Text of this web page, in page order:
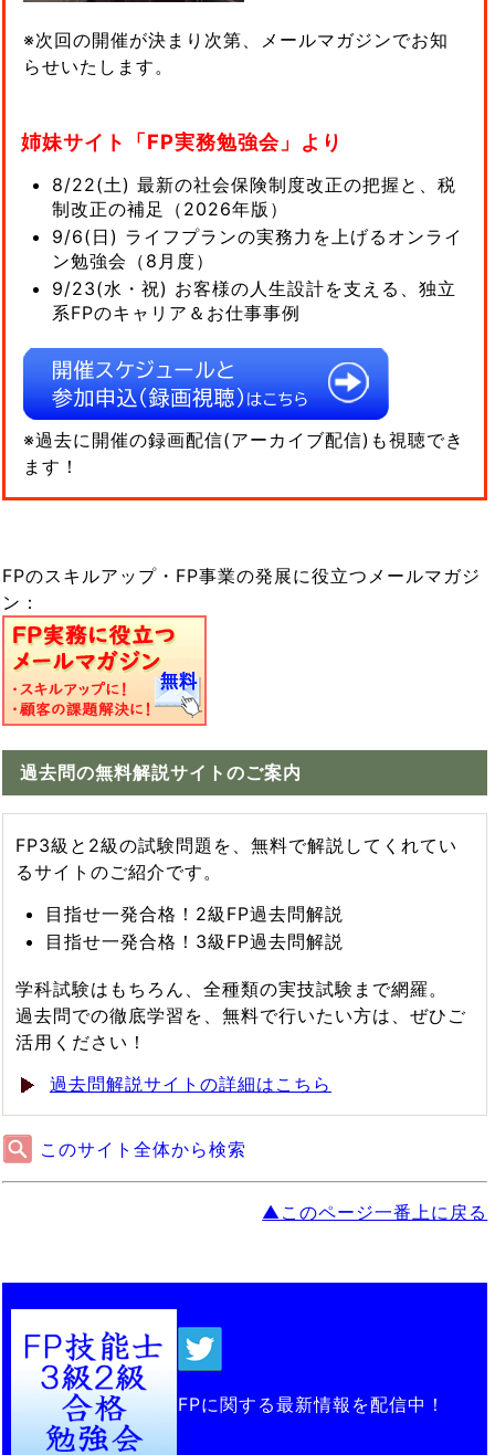
※次回の開催が決まり次第、メールマガジンでお知
らせいたします。
姉妹サイト「FP実務勉強会」より
8/22(土) 最新の社会保険制度改正の把握と、税
制改正の補足（2026年版）
9/6(日) ライフプランの実務力を上げるオンライ
ン勉強会（8月度）
9/23(水・祝) お客様の人生設計を支える、独立
系FPのキャリア＆お仕事事例
※過去に開催の録画配信(アーカイブ配信)も視聴でき
ます！
FPのスキルアップ・FP事業の発展に役立つメールマガジ
ン：
過去問の無料解説サイトのご案内
FP3級と2級の試験問題を、無料で解説してくれてい
るサイトのご紹介です。
目指せ一発合格！2級FP過去問解説
目指せ一発合格！3級FP過去問解説
学科試験はもちろん、全種類の実技試験まで網羅。
過去問での徹底学習を、無料で行いたい方は、ぜひご
活用ください！
過去問解説サイトの詳細はこちら
このサイト全体から検索
▲このページ一番上に戻る
FPに関する最新情報を配信中！